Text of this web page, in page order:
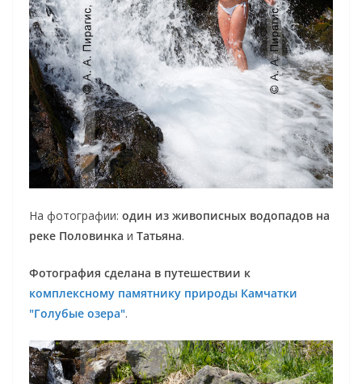
На фотографии: один из живописных водопадов на
реке Половинка и Татьяна.
Фотография сделана в путешествии к
комплексному памятнику природы Камчатки
"Голубые озера".